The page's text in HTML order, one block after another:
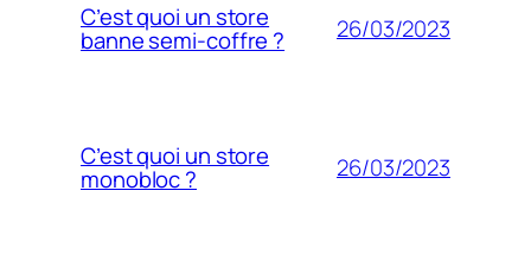
C’est quoi un store
banne semi-coffre ? 26/03/2023
C’est quoi un store
monobloc ? 26/03/2023